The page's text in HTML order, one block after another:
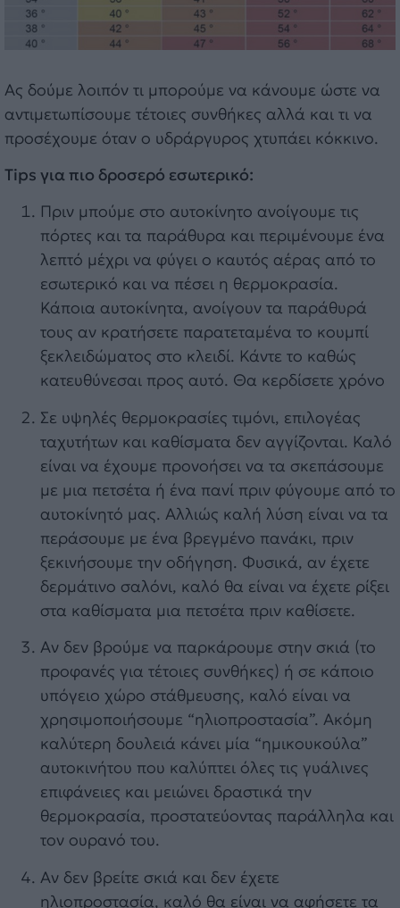
Ας δούμε λοιπόν τι μπορούμε να κάνουμε ώστε να
αντιμετωπίσουμε τέτοιες συνθήκες αλλά και τι να
προσέχουμε όταν ο υδράργυρος χτυπάει κόκκινο.
Tips για πιο δροσερό εσωτερικό:
Πριν μπούμε στο αυτοκίνητο ανοίγουμε τις
πόρτες και τα παράθυρα και περιμένουμε ένα
λεπτό μέχρι να φύγει ο καυτός αέρας από το
εσωτερικό και να πέσει η θερμοκρασία.
Κάποια αυτοκίνητα, ανοίγουν τα παράθυρά
τους αν κρατήσετε παρατεταμένα το κουμπί
ξεκλειδώματος στο κλειδί. Κάντε το καθώς
κατευθύνεσαι προς αυτό. Θα κερδίσετε χρόνο
Σε υψηλές θερμοκρασίες τιμόνι, επιλογέας
ταχυτήτων και καθίσματα δεν αγγίζονται. Καλό
είναι να έχουμε προνοήσει να τα σκεπάσουμε
με μια πετσέτα ή ένα πανί πριν φύγουμε από το
αυτοκίνητό μας. Αλλιώς καλή λύση είναι να τα
περάσουμε με ένα βρεγμένο πανάκι, πριν
ξεκινήσουμε την οδήγηση. Φυσικά, αν έχετε
δερμάτινο σαλόνι, καλό θα είναι να έχετε ρίξει
στα καθίσματα μια πετσέτα πριν καθίσετε.
Αν δεν βρούμε να παρκάρουμε στην σκιά (το
προφανές για τέτοιες συνθήκες) ή σε κάποιο
υπόγειο χώρο στάθμευσης, καλό είναι να
χρησιμοποιήσουμε “ηλιοπροστασία”. Ακόμη
καλύτερη δουλειά κάνει μία “ημικουκούλα”
αυτοκινήτου που καλύπτει όλες τις γυάλινες
επιφάνειες και μειώνει δραστικά την
θερμοκρασία, προστατεύοντας παράλληλα και
τον ουρανό του.
Αν δεν βρείτε σκιά και δεν έχετε
ηλιοπροστασία, καλό θα είναι να αφήσετε τα